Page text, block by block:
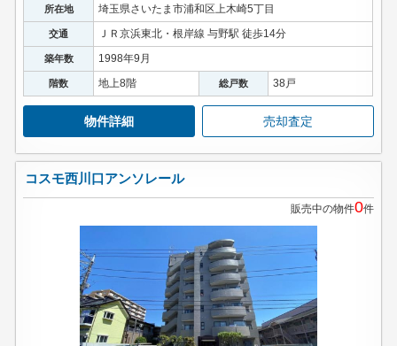
所在地 埼玉県さいたま市浦和区上木崎5丁目
交通 ＪＲ京浜東北・根岸線 与野駅 徒歩14分
築年数 1998年9月
階数 地上8階 総戸数 38戸
物件詳細 売却査定
コスモ西川口アンソレール
販売中の物件0件